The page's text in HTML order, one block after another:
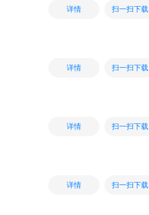
详情 扫一扫下载
详情 扫一扫下载
详情 扫一扫下载
详情 扫一扫下载